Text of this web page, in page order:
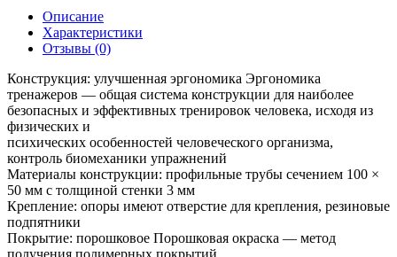
Описание
Характеристики
Отзывы (0)
Конструкция: улучшенная эргономика Эргономика
тренажеров — общая система конструкции для наиболее
безопасных и эффективных тренировок человека, исходя из
физических и
психических особенностей человеческого организма,
контроль биомеханики упражнений
Материалы конструкции: профильные трубы сечением 100 ×
50 мм с толщиной стенки 3 мм
Крепление: опоры имеют отверстие для крепления, резиновые
подпятники
Покрытие: порошковое Порошковая окраска — метод
получения полимерных покрытий